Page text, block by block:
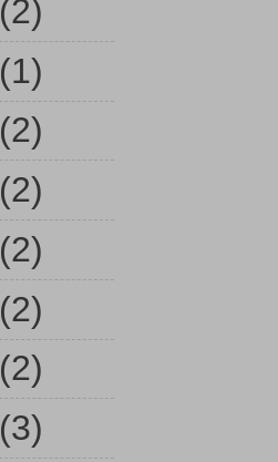
(2)
(1)
(2)
(2)
(2)
(2)
(2)
(3)